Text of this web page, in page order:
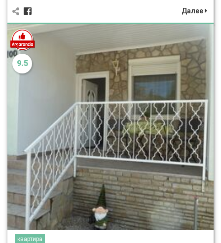
Далее
9.5
квартира